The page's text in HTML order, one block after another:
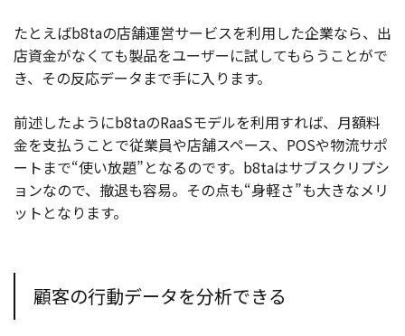
たとえばb8taの店舗運営サービスを利用した企業なら、出
店資金がなくても製品をユーザーに試してもらうことがで
き、その反応データまで手に入ります。
前述したようにb8taのRaaSモデルを利用すれば、月額料
金を支払うことで従業員や店舗スペース、POSや物流サポ
ートまで“使い放題”となるのです。b8taはサブスクリプシ
ョンなので、撤退も容易。その点も“身軽さ”も大きなメリ
ットとなります。
顧客の行動データを分析できる